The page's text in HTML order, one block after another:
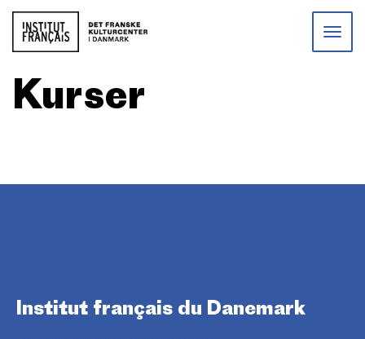
Toggle
Kurser
Institut français du Danemark